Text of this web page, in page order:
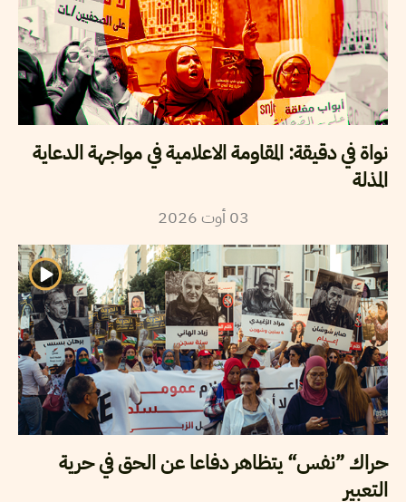
نواة في دقيقة: المقاومة الاعلامية في مواجهة الدعاية
المذلة
03 أوت2026
حراك ”نفس“ يتظاهر دفاعا عن الحق في حرية
التعبير